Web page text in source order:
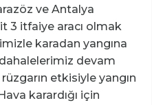
ve Antalya
3 itfaiye aracı olmak
karadan yangına
devam
etkisiyle yangın
karardığı için